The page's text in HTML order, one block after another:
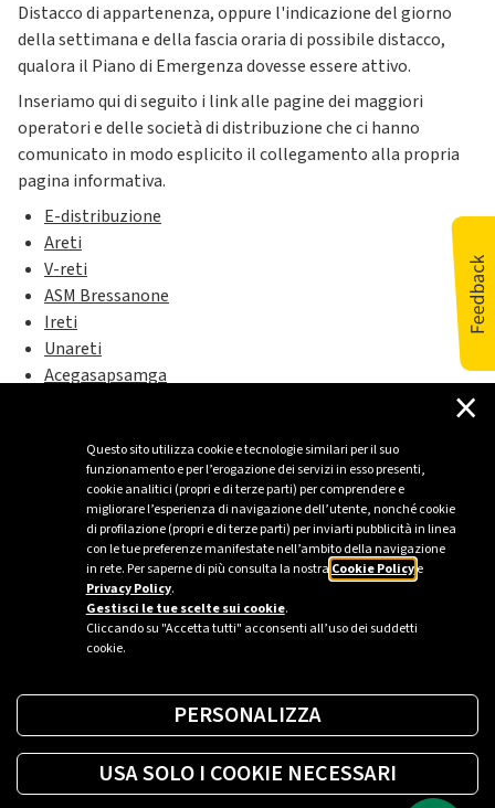
Questo sito utilizza cookie e tecnologie similari per il suo
funzionamento e per l’erogazione dei servizi in esso presenti,
cookie analitici (propri e di terze parti) per comprendere e
migliorare l’esperienza di navigazione dell’utente, nonché cookie
di profilazione (propri e di terze parti) per inviarti pubblicità in linea
con le tue preferenze manifestate nell’ambito della navigazione
in rete. Per saperne di più consulta la nostra Cookie Policye
Privacy Policy.
Gestisci le tue scelte sui cookie.
Cliccando su "Accetta tutti" acconsenti all’uso dei suddetti
cookie.
×
PERSONALIZZA
USA SOLO I COOKIE NECESSARI
Distacco di appartenenza, oppure l'indicazione del giorno
della settimana e della fascia oraria di possibile distacco,
qualora il Piano di Emergenza dovesse essere attivo.
Inseriamo qui di seguito i link alle pagine dei maggiori
operatori e delle società di distribuzione che ci hanno
comunicato in modo esplicito il collegamento alla propria
pagina informativa.
E-distribuzione
Areti
V-reti
ASM Bressanone
Ireti
Unareti
Acegasapsamga